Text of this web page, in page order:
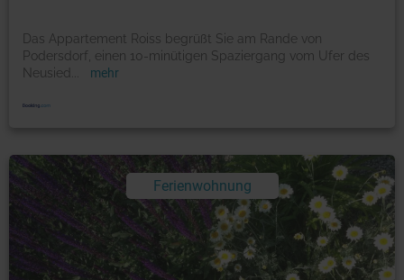
Das Appartement Roiss begrüßt Sie am Rande von
Podersdorf, einen 10-minütigen Spaziergang vom Ufer des
Neusied
mehr
Ferienwohnung